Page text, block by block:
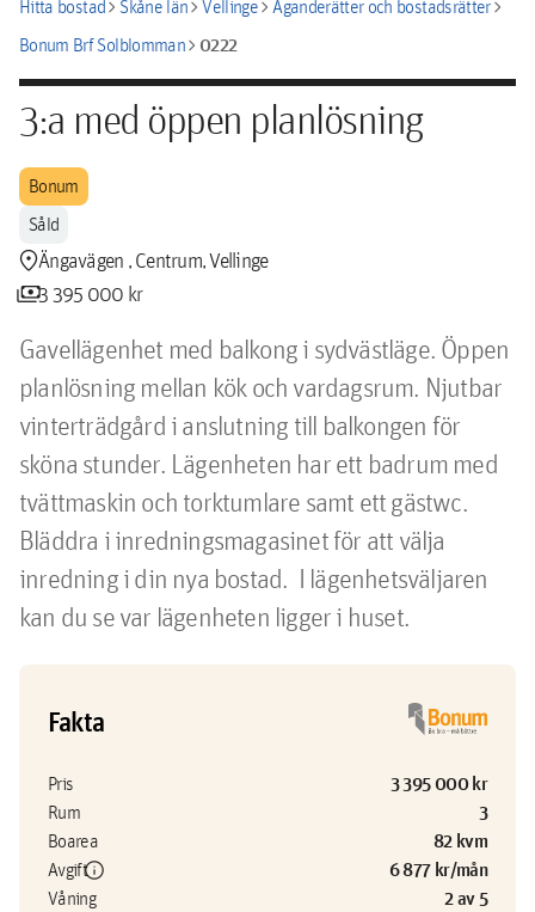
Hitta bostadchevron_rightSkåne länchevron_rightVellingechevron_rightÄganderätter och bostadsrätterchevron_right
Bonum Brf Solblommanchevron_right0222
3:a med öppen planlösning
Bonum
Såld
location_pinÄngavägen , Centrum, Vellinge
payments3 395 000 kr
Gavellägenhet med balkong i sydvästläge. Öppen
planlösning mellan kök och vardagsrum. Njutbar
vinterträdgård i anslutning till balkongen för
sköna stunder. Lägenheten har ett badrum med
tvättmaskin och torktumlare samt ett gästwc.
Bläddra i inredningsmagasinet för att välja
inredning i din nya bostad.  I lägenhetsväljaren
kan du se var lägenheten ligger i huset.
Fakta
Pris 3 395 000 kr
Rum 3
Boarea 82 kvm
Avgiftinfo 6 877 kr/mån
Våning 2 av 5